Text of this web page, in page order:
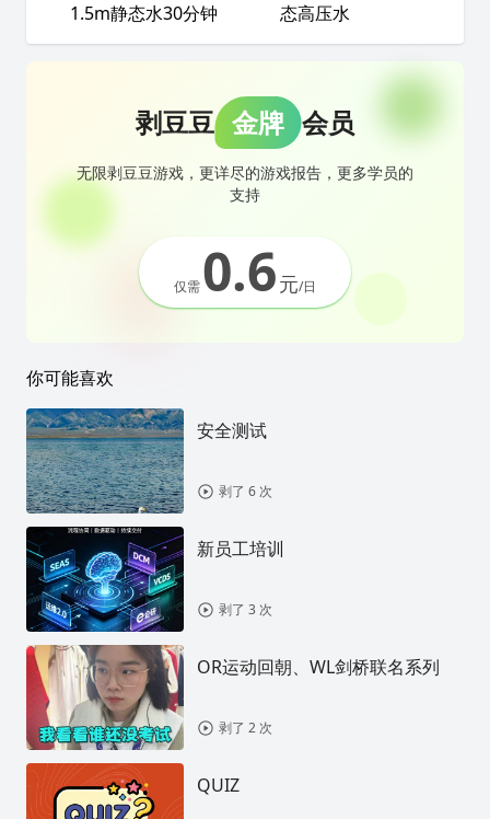
1.5m静态水30分钟
态高压水
剥豆豆 金牌 会员
无限剥豆豆游戏，更详尽的游戏报告，更多学员的
支持
仅需0.6元/日
你可能喜欢
安全测试
剥了 6 次
新员工培训
剥了 3 次
OR运动回朝、WL剑桥联名系列
剥了 2 次
QUIZ